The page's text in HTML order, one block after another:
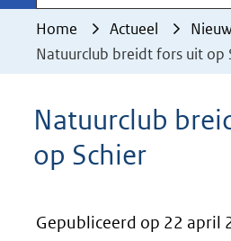
geweigerd.
Home Actueel
Natuurclub breidt fors uit op
Natuurclub
op Schier
Gepubliceerd op 22 april